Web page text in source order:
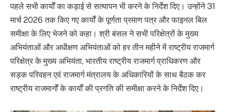
पहले सभी कार्यों का कड़ाई से सत्यापन भी करने के निर्देश दिए। उन्होंने 31
मार्च 2026 तक किए गए कार्यों के पूर्णता प्रमाण पत्र और फाइनल बिल
समीक्षा के लिए भेजने को कहा। श्री बंसल ने सभी परिक्षेत्रों के मुख्य
अभियंताओं और अधीक्षण अभियंताओं को हर तीन महीने में राष्ट्रीय राजमार्ग
परिक्षेत्र के मुख्य अभियंता, भारतीय राष्ट्रीय राजमार्ग प्राधिकरण और
सड़क परिवहन एवं राजमार्ग मंत्रालय के अधिकारियों के साथ बैठक कर
राष्ट्रीय राजमार्गों के कार्यों की प्रगति की समीक्षा करने के निर्देश दिए।